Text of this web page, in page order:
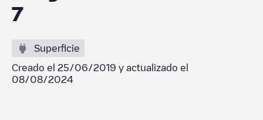
7
Superficie
Creado el 25/06/2019 y actualizado el
08/08/2024